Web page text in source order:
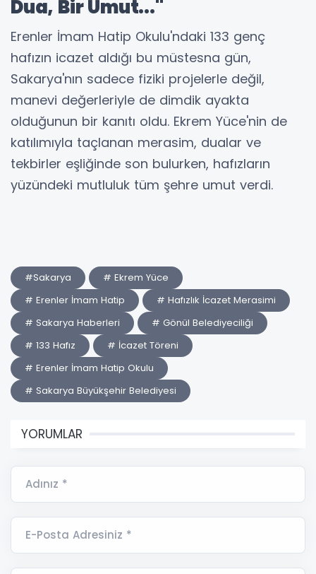
Dua, Bir Umut..."
Erenler İmam Hatip Okulu'ndaki 133 genç
hafızın icazet aldığı bu müstesna gün,
Sakarya'nın sadece fiziki projelerle değil,
manevi değerleriyle de dimdik ayakta
olduğunun bir kanıtı oldu. Ekrem Yüce'nin de
katılımıyla taçlanan merasim, dualar ve
tekbirler eşliğinde son bulurken, hafızların
yüzündeki mutluluk tüm şehre umut verdi.
#Sakarya
# Ekrem Yüce
# Erenler İmam Hatip
# Hafızlık İcazet Merasimi
# Sakarya Haberleri
# Gönül Belediyeciliği
# 133 Hafız
# İcazet Töreni
# Erenler İmam Hatip Okulu
# Sakarya Büyükşehir Belediyesi
YORUMLAR
Adınız *
E-Posta Adresiniz *